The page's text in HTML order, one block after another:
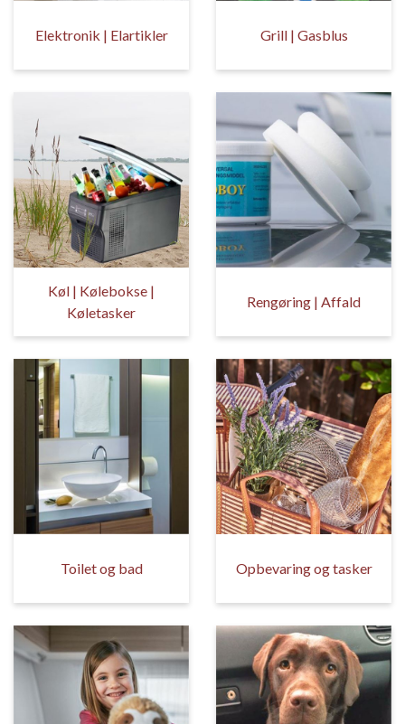
Elektronik | Elartikler Grill | Gasblus
Køl | Kølebokse |
Køletasker
Rengøring | Affald
Toilet og bad Opbevaring og tasker